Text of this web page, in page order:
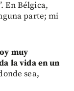
En Bélgica,
parte; mi
muy
la vida en un
sea,